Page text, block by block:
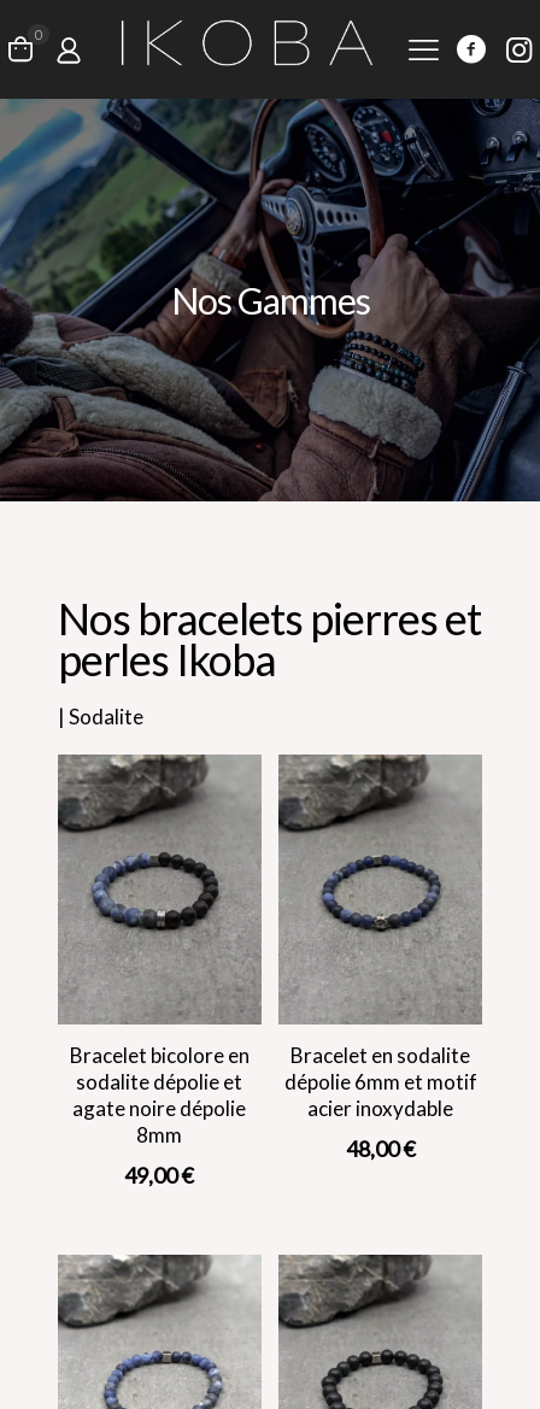
0
Nos Gammes
Nos bracelets pierres et
perles Ikoba
| Sodalite
Bracelet bicolore en
sodalite dépolie et
agate noire dépolie
8mm
49,00€
Bracelet en sodalite
dépolie 6mm et motif
acier inoxydable
48,00€